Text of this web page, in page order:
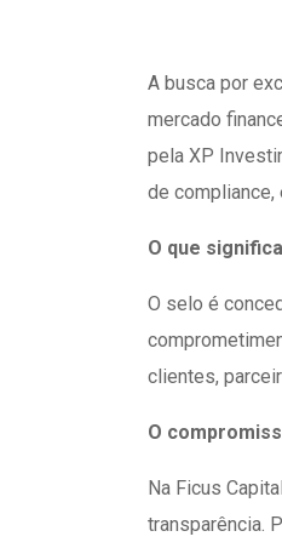
A busca por
mercado
pela XP
de compliance,
O que
O selo é
clientes,
O
Na Ficus
transparência.